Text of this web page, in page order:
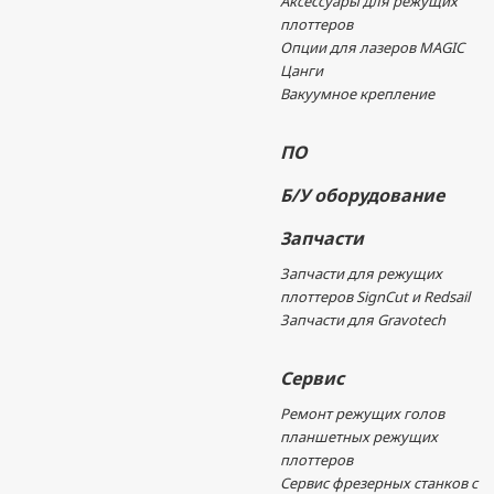
плоттеров
Опции для лазеров MAGIC
Цанги
Вакуумное крепление
ПО
Б/У оборудование
Запчасти
Запчасти для режущих
плоттеров SignCut и Redsail
Запчасти для Gravotech
Сервис
Ремонт режущих голов
планшетных режущих
плоттеров
Сервис фрезерных станков с